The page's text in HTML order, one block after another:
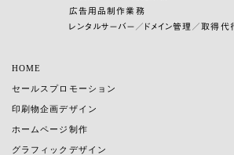
広告用品制作業務
レンタルサーバー／ドメイン管理／取得代
HOME
セールスプロモーション
印刷物企画デザイン
ホームページ制作
グラフィックデザイン